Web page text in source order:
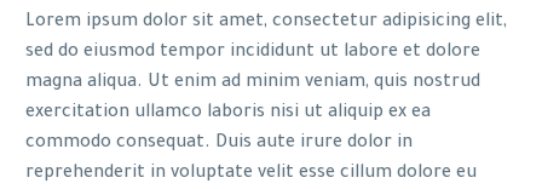
Lorem ipsum dolor sit amet, consectetur adipisicing elit,
sed do eiusmod tempor incididunt ut labore et dolore
magna aliqua. Ut enim ad minim veniam, quis nostrud
exercitation ullamco laboris nisi ut aliquip ex ea
commodo consequat. Duis aute irure dolor in
reprehenderit in voluptate velit esse cillum dolore eu